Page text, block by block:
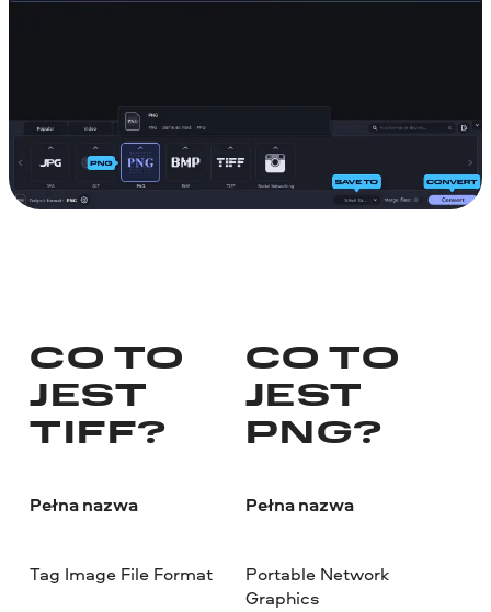
CO TO
JEST
TIFF?
Pełna nazwa
Tag Image File Format
CO TO
JEST
PNG?
Pełna nazwa
Portable Network
Graphics